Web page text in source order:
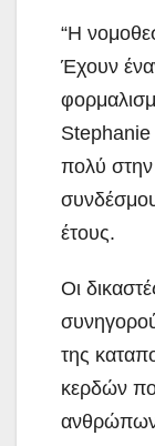
“Η
Έχουν
Stephanie
πολύ στην
έτους.
Οι
της
κερδών